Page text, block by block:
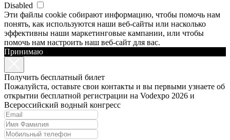
Disabled
Эти файлы cookie собирают информацию, чтобы помочь нам
понять, как используются наши веб-сайты или насколько
эффективны наши маркетинговые кампании, или чтобы
помочь нам настроить наш веб-сайт для вас.
Принимаю
Получить бесплатный билет
Пожалуйста, оставьте свои контакты и вы первыми узнаете об
открытии бесплатной регистрации на Vodexpo 2026 и
Всероссийский водный конгресс